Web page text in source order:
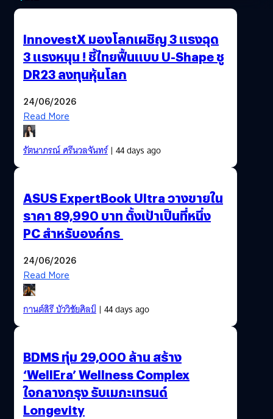
InnovestX มองโลกเผชิญ 3 แรงฉุด
3 แรงหนุน ! ชี้ไทยฟื้นแบบ U-Shape ชู
DR23 ลงทุนหุ้นโลก
24/06/2026
Read More
รัตนาภรณ์ ศรีนวลจันทร์| 44 days ago
ASUS ExpertBook Ultra วางขายใน
ราคา 89,990 บาท ตั้งเป้าเป็นที่หนึ่ง
PC สำหรับองค์กร
24/06/2026
Read More
กานต์สิรี บัววิชัยศิลป์| 44 days ago
BDMS ทุ่ม 29,000 ล้าน สร้าง
‘WellEra’ Wellness Complex
ใจกลางกรุง รับเมกะเทรนด์
Longevity